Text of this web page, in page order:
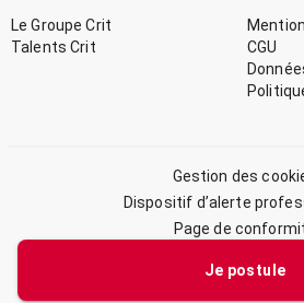
Je postule
Le Groupe Crit
Talents Crit
CGU
Gestion des
Dispositif d’alerte
Page de
© 2026 CRIT